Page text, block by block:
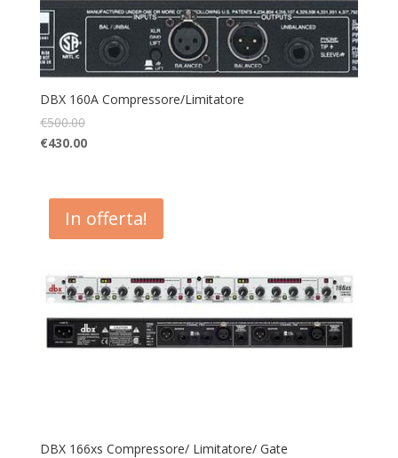
DBX 160A Compressore/Limitatore
€500.00
€430.00
In offerta!
DBX 166xs Compressore/ Limitatore/ Gate